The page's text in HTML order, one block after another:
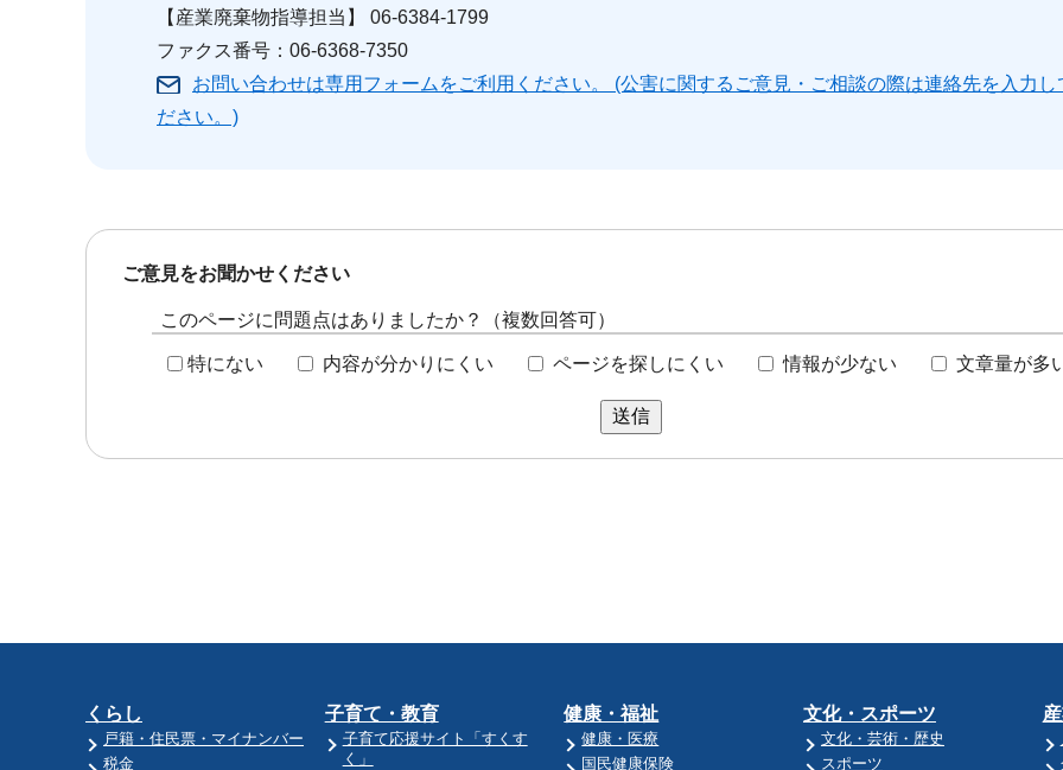
【産業廃棄物指導担当】 06-6384-1799
ファクス番号：06-6368-7350
お問い合わせは専用フォームをご利用ください。 (公害に関するご意見・ご相談の際は連絡先を入力し
ださい。)
ご意見をお聞かせください
このページに問題点はありましたか？（複数回答可）
特にない 内容が分かりにくい ページを探しにくい 情報が少ない 文章量が多
送信
くらし
戸籍・住民票・マイナンバー
税金
子育て・教育
子育て応援サイト「すくす
く」
健康・福祉
健康・医療
国民健康保険
文化・スポーツ
文化・芸術・歴史
スポーツ